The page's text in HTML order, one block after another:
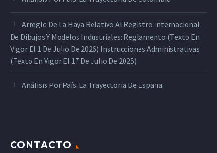
Arreglo De La Haya Relativo Al Registro Internacional
De Dibujos Y Modelos Industriales: Reglamento (texto En
Vigor El 1 De Julio De 2026) Instrucciones Administrativas
(texto En Vigor El 17 De Julio De 2025)
Análisis Por País: La Trayectoria De España
CONTACTO